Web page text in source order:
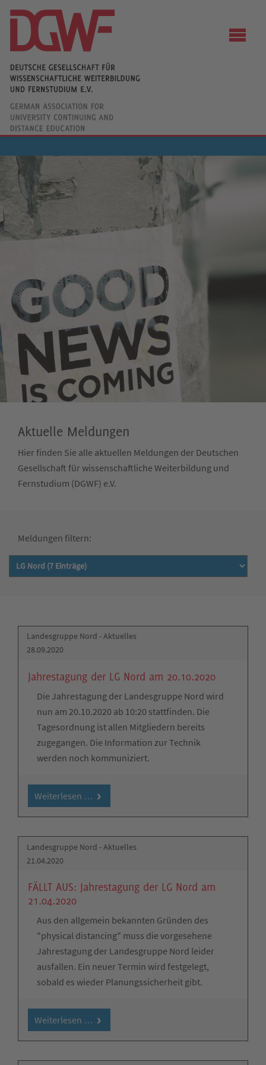
Aktuelle Meldungen
Hier finden Sie alle aktuellen Meldungen der Deutschen
Gesellschaft für wissenschaftliche Weiterbildung und
Fernstudium (DGWF) e.V.
Meldungen filtern:
Landesgruppe Nord - Aktuelles
28.09.2020
Jahrestagung der LG Nord am 20.10.2020
Die Jahrestagung der Landesgruppe Nord wird
nun am 20.10.2020 ab 10:20 stattfinden. Die
Tagesordnung ist allen Mitgliedern bereits
zugegangen. Die Information zur Technik
werden noch kommuniziert.
Weiterlesen …
Landesgruppe Nord - Aktuelles
21.04.2020
FÄLLT AUS: Jahrestagung der LG Nord am
21.04.2020
Aus den allgemein bekannten Gründen des
"physical distancing" muss die vorgesehene
Jahrestagung der Landesgruppe Nord leider
ausfallen. Ein neuer Termin wird festgelegt,
sobald es wieder Planungssicherheit gibt.
Weiterlesen …